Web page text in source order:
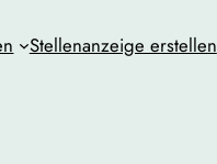
Stellenanzeige erstellen